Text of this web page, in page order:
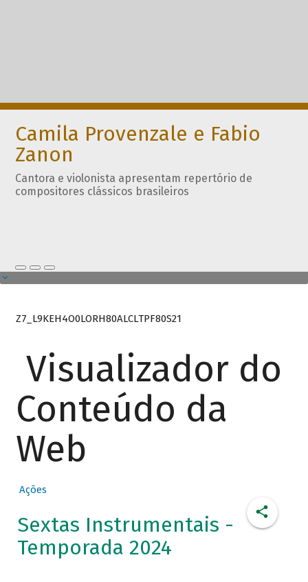
Camila Provenzale e Fabio
Zanon
Cantora e violonista apresentam repertório de
compositores clássicos brasileiros
Z7_L9KEH4O0LORH80ALCLTPF80S21
Visualizador do
Conteúdo da
Web
Ações
Sextas Instrumentais -
Temporada 2024